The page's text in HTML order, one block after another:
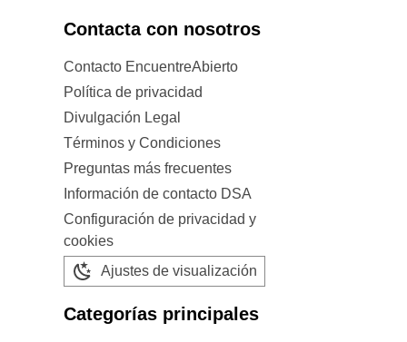
Contacta con nosotros
Contacto EncuentreAbierto
Política de privacidad
Divulgación Legal
Términos y Condiciones
Preguntas más frecuentes
Información de contacto DSA
Configuración de privacidad y
cookies
Ajustes de visualización
Categorías principales